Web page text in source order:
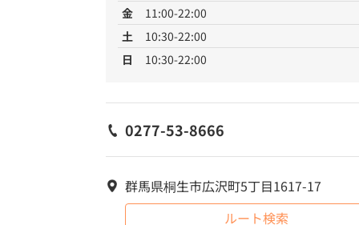
金
11:00-22:00
土
10:30-22:00
日
10:30-22:00
0277-53-8666
群馬県桐生市広沢町5丁目1617-17
ルート検索